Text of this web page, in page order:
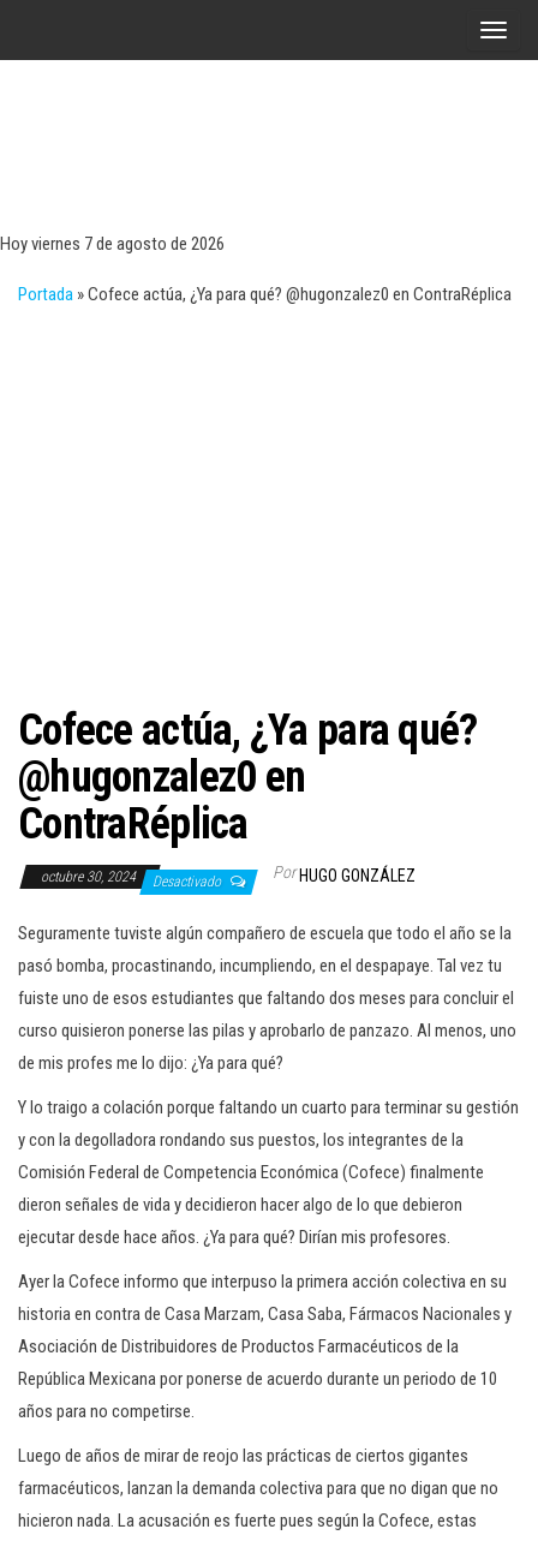
A
l
Hoy viernes 7 de agosto de 2026
Portada »Cofece actúa, ¿Ya para qué? @hugonzalez0 en ContraRéplica
Cofece actúa, ¿Ya para qué?
@hugonzalez0 en
ContraRéplica
octubre 30, 2024 Desactivado Por HUGO GONZÁLEZ
Seguramente tuviste algún compañero de escuela que todo el año se la
pasó bomba, procastinando, incumpliendo, en el despapaye. Tal vez tu
fuiste uno de esos estudiantes que faltando dos meses para concluir el
curso quisieron ponerse las pilas y aprobarlo de panzazo. Al menos, uno
de mis profes me lo dijo: ¿Ya para qué?
Y lo traigo a colación porque faltando un cuarto para terminar su gestión
y con la degolladora rondando sus puestos, los integrantes de la
Comisión Federal de Competencia Económica (Cofece) finalmente
dieron señales de vida y decidieron hacer algo de lo que debieron
ejecutar desde hace años. ¿Ya para qué? Dirían mis profesores.
Ayer la Cofece informo que interpuso la primera acción colectiva en su
historia en contra de Casa Marzam, Casa Saba, Fármacos Nacionales y
Asociación de Distribuidores de Productos Farmacéuticos de la
República Mexicana por ponerse de acuerdo durante un periodo de 10
años para no competirse.
Luego de años de mirar de reojo las prácticas de ciertos gigantes
farmacéuticos, lanzan la demanda colectiva para que no digan que no
hicieron nada. La acusación es fuerte pues según la Cofece, estas